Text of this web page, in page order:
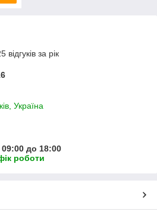
за рік
Україна
до 18:00
роботи